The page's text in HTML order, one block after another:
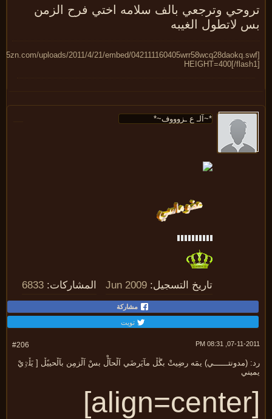
وترجعي بالف سلامه اختي فرح الزمن
لاتطول الغيبه
HEIGHT=400[/
تاريخ التسجيل: Jun 2009 المشاركات: 6833
مشاركة
تويت
07-11-2011,
(مدونتــــــي) يمَه رضِيتْ بڴڵ مآيَرضَي آڵحآڵْ بسْ آڵزمِن بآڵحييًڵ [ يَڵٷيْ
[align=center]